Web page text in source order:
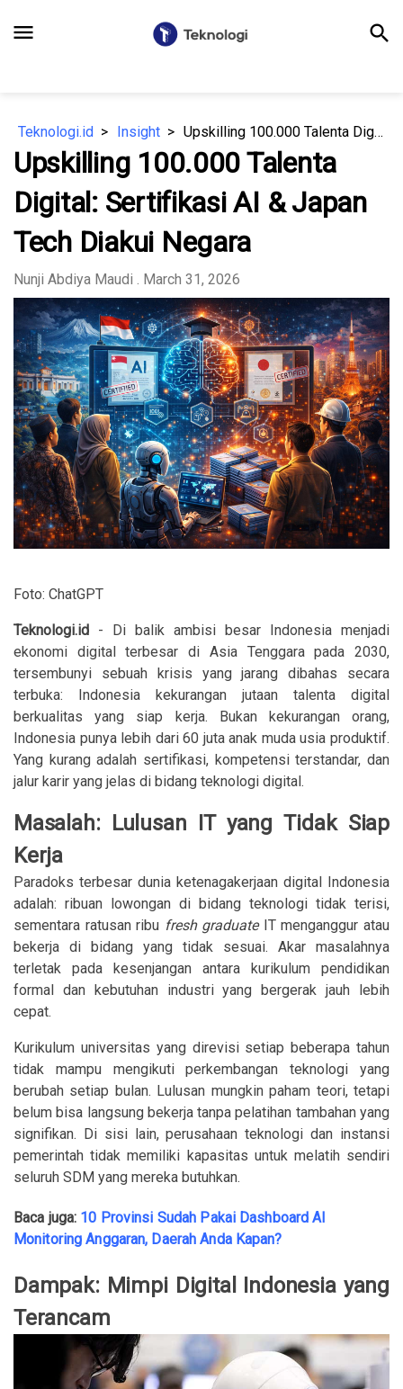
menu search
Teknologi.id Insight Upskilling 100.000 Talenta Digital: Sertifikasi AI & Japan Tech Diakui Negara
Upskilling 100.000 Talenta
Digital: Sertifikasi AI & Japan
Tech Diakui Negara
Nunji Abdiya Maudi . March 31, 2026
Foto: ChatGPT
Teknologi.id - Di balik ambisi besar Indonesia menjadi
ekonomi digital terbesar di Asia Tenggara pada 2030,
tersembunyi sebuah krisis yang jarang dibahas secara
terbuka: Indonesia kekurangan jutaan talenta digital
berkualitas yang siap kerja. Bukan kekurangan orang,
Indonesia punya lebih dari 60 juta anak muda usia produktif.
Yang kurang adalah sertifikasi, kompetensi terstandar, dan
jalur karir yang jelas di bidang teknologi digital.
Masalah: Lulusan IT yang Tidak Siap
Kerja
Paradoks terbesar dunia ketenagakerjaan digital Indonesia
adalah: ribuan lowongan di bidang teknologi tidak terisi,
sementara ratusan ribu fresh graduate IT menganggur atau
bekerja di bidang yang tidak sesuai. Akar masalahnya
terletak pada kesenjangan antara kurikulum pendidikan
formal dan kebutuhan industri yang bergerak jauh lebih
cepat.
Kurikulum universitas yang direvisi setiap beberapa tahun
tidak mampu mengikuti perkembangan teknologi yang
berubah setiap bulan. Lulusan mungkin paham teori, tetapi
belum bisa langsung bekerja tanpa pelatihan tambahan yang
signifikan. Di sisi lain, perusahaan teknologi dan instansi
pemerintah tidak memiliki kapasitas untuk melatih sendiri
seluruh SDM yang mereka butuhkan.
Baca juga: 10 Provinsi Sudah Pakai Dashboard AI
Monitoring Anggaran, Daerah Anda Kapan?
Dampak: Mimpi Digital Indonesia yang
Terancam